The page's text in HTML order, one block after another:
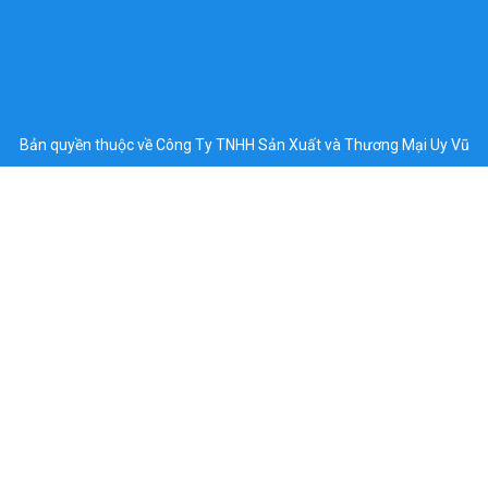
Bản quyền thuộc về Công Ty TNHH Sản Xuất và Thương Mại Uy Vũ